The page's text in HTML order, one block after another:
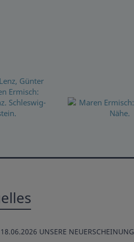
18.06.2026 UNSERE NEUERSCHEINUNG